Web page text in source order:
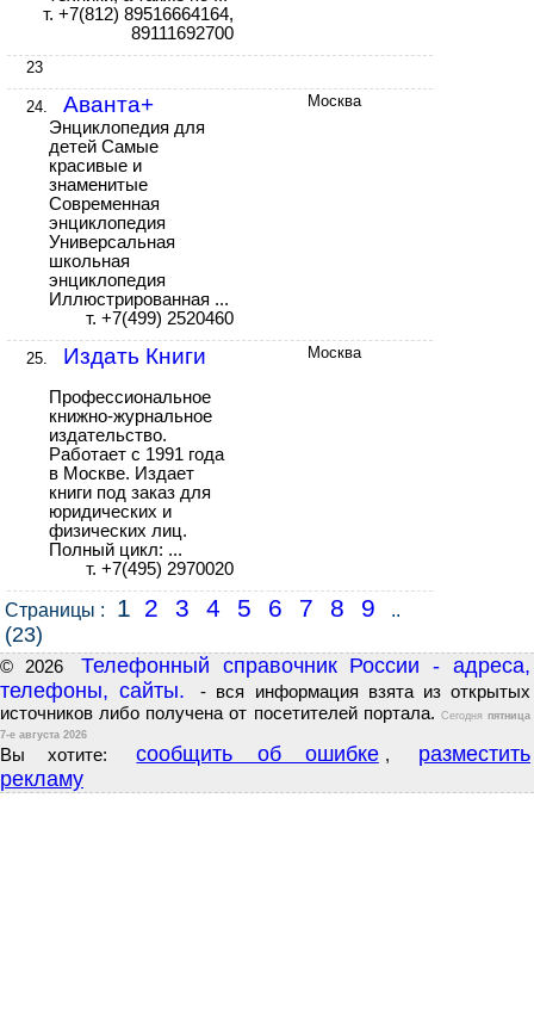
т. +7(812) 89516664164,
89111692700
23
24. Аванта+
Энциклопедия для
детей Самые
красивые и
знаменитые
Современная
энциклопедия
Универсальная
школьная
энциклопедия
Иллюстрированная ...
т. +7(499) 2520460
Москва
25. Издать Книги
Профессиональное
книжно-журнальное
издательство.
Работает с 1991 года
в Москве. Издает
книги под заказ для
юридических и
физических лиц.
Полный цикл: ...
т. +7(495) 2970020
Москва
Страницы : 1 2 3 4 5 6 7 8 9 ..
(23)
© 2026
Телефонный справочник России - адреса,
телефоны, сайты.
- вся информация взята из открытых
источников либо получена от посетителей портала. Сегодняпятница
7-е августа 2026
Вы хотите: сообщить об ошибке ,
разместить
рекламу